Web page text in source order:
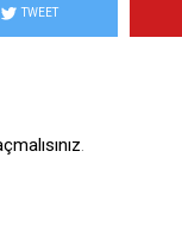
TWEET
.